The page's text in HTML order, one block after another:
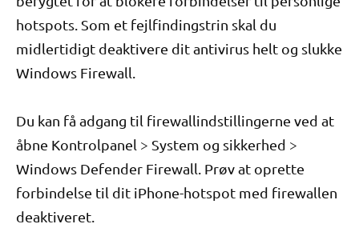
hotspots. Som et fejlfindingstrin skal du
midlertidigt deaktivere dit antivirus helt og slukke
Windows Firewall.
Du kan få adgang til firewallindstillingerne ved at
åbne Kontrolpanel > System og sikkerhed >
Windows Defender Firewall. Prøv at oprette
forbindelse til dit iPhone-hotspot med firewallen
deaktiveret.